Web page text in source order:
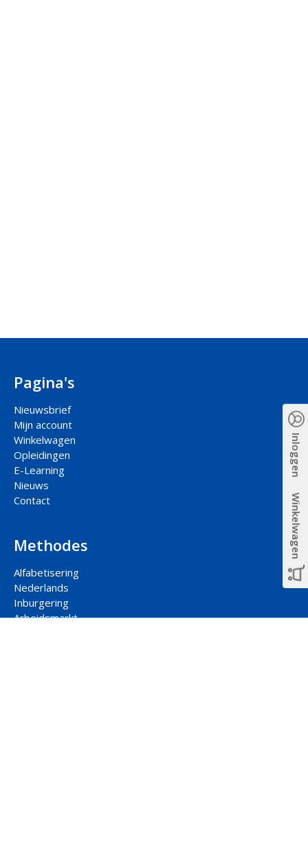
Inloggen
Winkelwagen
Pagina's
Nieuwsbrief
Mijn account
Winkelwagen
Opleidingen
E-Learning
Nieuws
Contact
Methodes
Alfabetisering
Nederlands
Inburgering
Arbeidsmarkt